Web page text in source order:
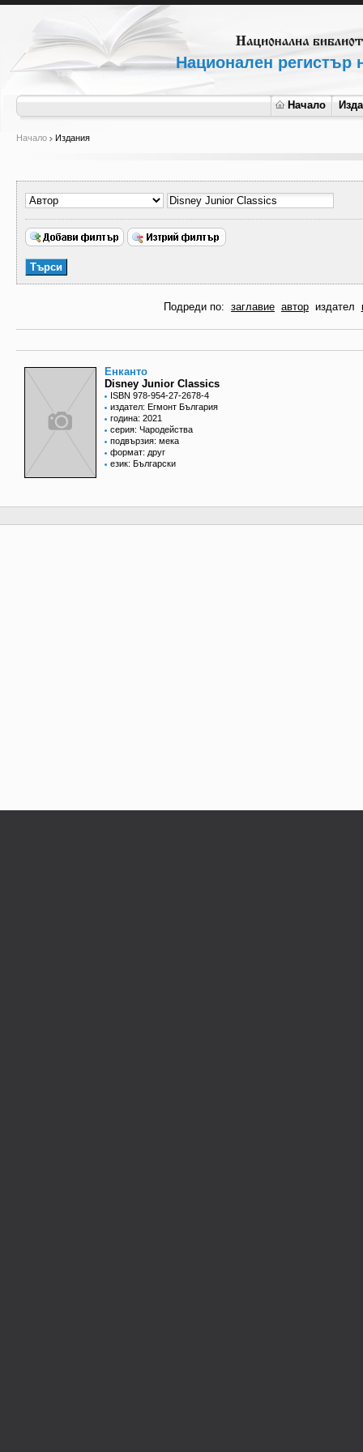
Национален регистър
Начало
Начало Издания
Подреди по: заглавие автор издател
Енканто
Disney Junior Classics
ISBN 978-954-27-2678-4
издател: Егмонт България
година: 2021
серия: Чародейства
подвързия: мека
формат: друг
език: Български